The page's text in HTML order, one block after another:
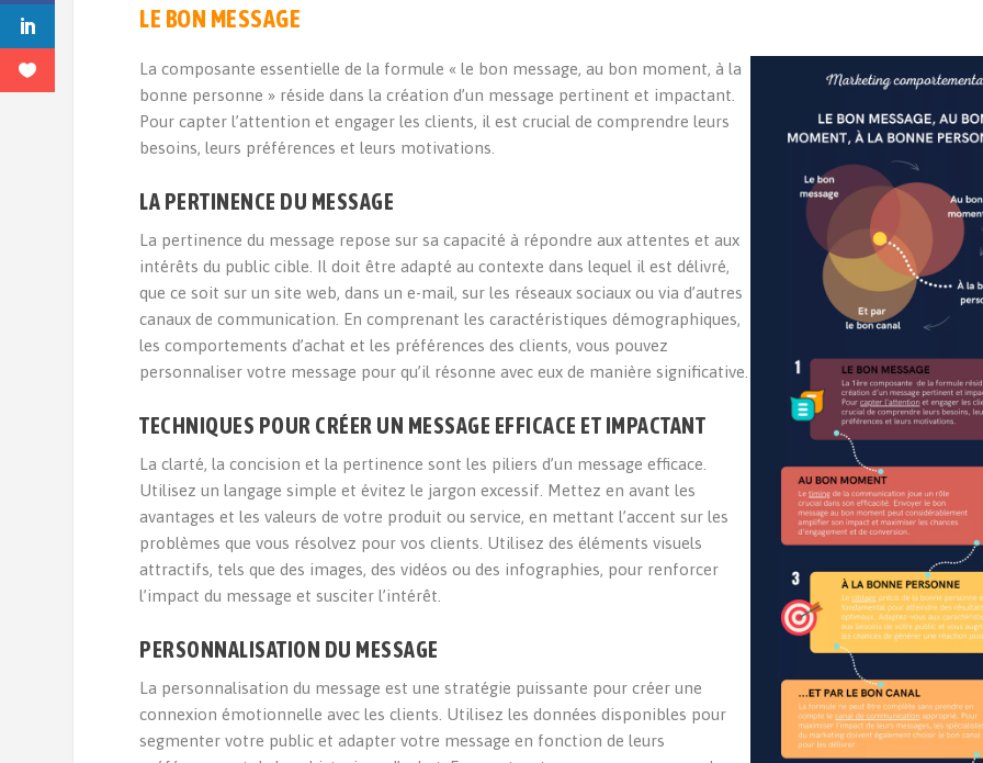
LE BON MESSAGE
La composante essentielle de la formule « le bon message, au bon moment, à la
bonne personne » réside dans la création d’un message pertinent et impactant.
Pour capter l’attention et engager les clients, il est crucial de comprendre leurs
besoins, leurs préférences et leurs motivations.
LA PERTINENCE DU MESSAGE
La pertinence du message repose sur sa capacité à répondre aux attentes et aux
intérêts du public cible. Il doit être adapté au contexte dans lequel il est délivré,
que ce soit sur un site web, dans un e-mail, sur les réseaux sociaux ou via d’autres
canaux de communication. En comprenant les caractéristiques démographiques,
les comportements d’achat et les préférences des clients, vous pouvez
personnaliser votre message pour qu’il résonne avec eux de manière significative.
TECHNIQUES POUR CRÉER UN MESSAGE EFFICACE ET IMPACTANT
La clarté, la concision et la pertinence sont les piliers d’un message efficace.
Utilisez un langage simple et évitez le jargon excessif. Mettez en avant les
avantages et les valeurs de votre produit ou service, en mettant l’accent sur les
problèmes que vous résolvez pour vos clients. Utilisez des éléments visuels
attractifs, tels que des images, des vidéos ou des infographies, pour renforcer
l’impact du message et susciter l’intérêt.
PERSONNALISATION DU MESSAGE
La personnalisation du message est une stratégie puissante pour créer une
connexion émotionnelle avec les clients. Utilisez les données disponibles pour
segmenter votre public et adapter votre message en fonction de leurs